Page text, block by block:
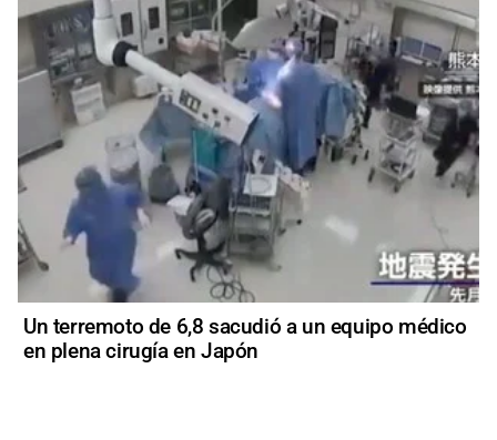
Un terremoto de 6,8 sacudió a un equipo médico
en plena cirugía en Japón